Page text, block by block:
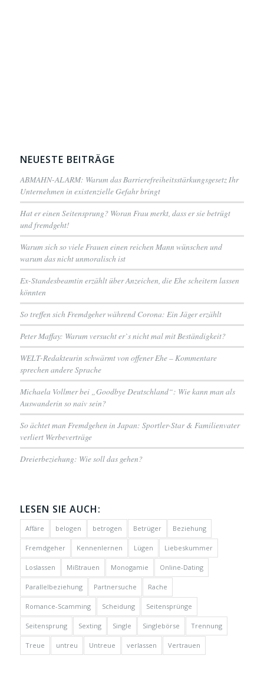
NEUESTE BEITRÄGE
ABMAHN-ALARM: Warum das Barrierefreiheitsstärkungsgesetz Ihr
Unternehmen in existenzielle Gefahr bringt
Hat er einen Seitensprung? Woran Frau merkt, dass er sie betrügt
und fremdgeht!
Warum sich so viele Frauen einen reichen Mann wünschen und
warum das nicht unmoralisch ist
Ex-Standesbeamtin erzählt über Anzeichen, die Ehe scheitern lassen
könnten
So treffen sich Fremdgeher während Corona: Ein Jäger erzählt
Peter Maffay: Warum versucht er`s nicht mal mit Beständigkeit?
WELT-Redakteurin schwärmt von offener Ehe – Kommentare
sprechen andere Sprache
Michaela Vollmer bei „Goodbye Deutschland“: Wie kann man als
Auswanderin so naiv sein?
So ächtet man Fremdgehen in Japan: Sportler-Star & Familienvater
verliert Werbeverträge
Dreierbeziehung: Wie soll das gehen?
LESEN SIE AUCH:
Affäre belogen betrogen Betrüger Beziehung
Fremdgeher Kennenlernen Lügen Liebeskummer
Loslassen Mißtrauen Monogamie Online-Dating
Parallelbeziehung Partnersuche Rache
Romance-Scamming Scheidung Seitensprünge
Seitensprung Sexting Single Singlebörse Trennung
Treue untreu Untreue verlassen Vertrauen